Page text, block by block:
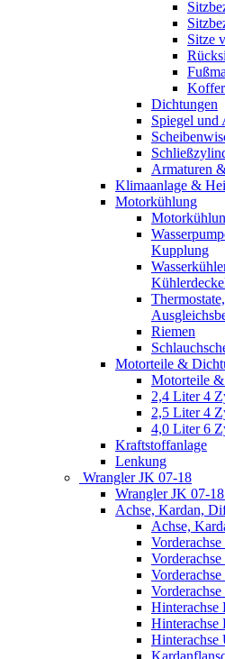
Sitze
Dichtungen
Spiegel und
Armaturen
Klimaanlage &
Motorkühlung
Kupplung
Riemen
Motorteile &
Motorteile &
2,4 Liter 4
2,5 Liter 4
4,0 Liter 6
Kraftstoffanlage
Lenkung
Wrangler JK 07-18
Wrangler JK 07-
Achse, Kardan,
Achse,
Hinterachse
Hinterachse
Hinterachse